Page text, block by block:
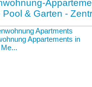
Pool & Garten -